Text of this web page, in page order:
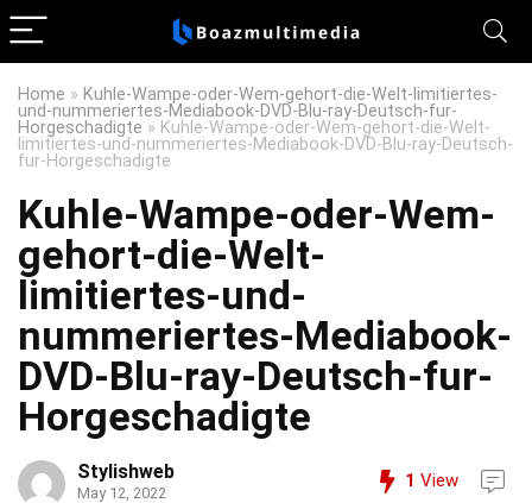
Home » Kuhle-Wampe-oder-Wem-gehort-die-Welt-limitiertes-
und-nummeriertes-Mediabook-DVD-Blu-ray-Deutsch-fur-
Horgeschadigte » Kuhle-Wampe-oder-Wem-gehort-die-Welt-
limitiertes-und-nummeriertes-Mediabook-DVD-Blu-ray-Deutsch-
fur-Horgeschadigte
Kuhle-Wampe-oder-Wem-
gehort-die-Welt-
limitiertes-und-
nummeriertes-Mediabook-
DVD-Blu-ray-Deutsch-fur-
Horgeschadigte
Stylishweb
May 12, 2022
1 View